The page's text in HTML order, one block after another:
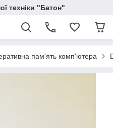
техніки "Батон"
пам'ять комп'ютера